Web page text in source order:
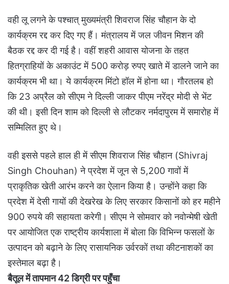
वही लू लगने के पश्चात् मुख्यमंत्री शिवराज सिंह चौहान के दो
कार्यक्रम रद्द कर दिए गए हैं। मंत्रालय में जल जीवन मिशन की
बैठक रद्द कर दी गई है। वहीं शहरी आवास योजना के तहत
हितग्राहियों के अकाउंट में 500 करोड़ रुपए खाते में डालने जाने का
कार्यक्रम भी था। ये कार्यक्रम मिंटो हॉल में होना था। गौरतलब हो
कि 23 अप्रैल को सीएम ने दिल्ली जाकर पीएम नरेंद्र मोदी से भेंट
की थी। इसी दिन शाम को दिल्ली से लौटकर नर्मदापुरम में समारोह में
सम्मिलित हुए थे।
वही इससे पहले हाल ही में सीएम शिवराज सिंह चौहान (Shivraj
Singh Chouhan) ने प्रदेश में जून से 5,200 गावों में
प्राकृतिक खेती आरंभ करने का ऐलान किया है। उन्होंने कहा कि
प्रदेश में देसी गायों की देखरेख के लिए सरकार किसानों को हर महीने
900 रुपये की सहायता करेगी। सीएम ने सोमवार को नवोन्मेषी खेती
पर आयोजित एक राष्ट्रीय कार्यशाला में बोला कि विभिन्न फसलों के
उत्पादन को बढ़ाने के लिए रासायनिक उर्वरकों तथा कीटनाशकों का
इस्तेमाल बढ़ा है।
बैतूल में तापमान 42 डिग्री पर पहुँचा